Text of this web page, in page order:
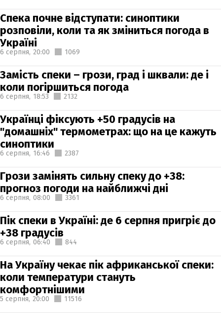
Спека почне відступати: синоптики
розповіли, коли та як зміниться погода в
Україні
6 серпня, 20:00 1069
Замість спеки – грози, град і шквали: де і
коли погіршиться погода
6 серпня, 18:53 2132
Українці фіксують +50 градусів на
"домашніх" термометрах: що на це кажуть
синоптики
6 серпня, 16:46 2387
Грози замінять сильну спеку до +38:
прогноз погоди на найближчі дні
6 серпня, 08:00 3361
Пік спеки в Україні: де 6 серпня пригріє до
+38 градусів
6 серпня, 06:40 844
На Україну чекає пік африканської спеки:
коли температури стануть
комфортнішими
5 серпня, 20:00 11516